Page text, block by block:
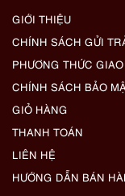
GIỚI THIỆU
CHÍNH SÁCH GỬI
PHƯƠNG THỨC
CHÍNH SÁCH BẢO
GIỎ HÀNG
THANH TOÁN
LIÊN HỆ
HƯỚNG DẪN BÁN